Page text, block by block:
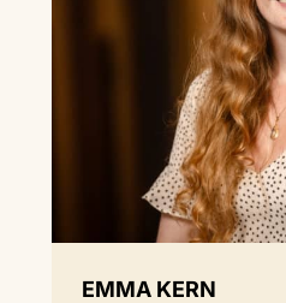
EMMA KERN